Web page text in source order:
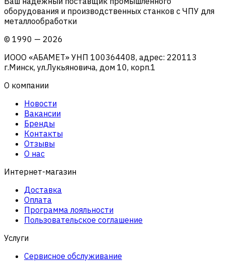
оборудования и производственных станков с ЧПУ для
металлообработки
© 1990 — 2026
ИООО «АБАМЕТ» УНП 100364408, адрес: 220113
г.Минск, ул.Лукьяновича, дом 10, корп.1
О компании
Новости
Вакансии
Бренды
Контакты
Отзывы
О нас
Интернет-магазин
Доставка
Оплата
Программа лояльности
Пользовательское соглашение
Услуги
Сервисное обслуживание